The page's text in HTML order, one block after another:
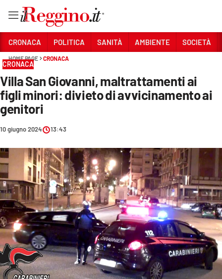
Sezioni
CRONACA
POLITICA
SANITÀ
AMBIENTE
SOCIETÀ
CULTURA
ECONOMIA E LAVORO
EVENTI
SPORT
CRONACA POLITICA SANITÀ AMBIENTE SOCIETÀ
HOME PAGE CRONACA
CRONACA
Villa San Giovanni, maltrattamenti ai
figli minori: divieto di avvicinamento ai
genitori
10 giugno 2024 13:43